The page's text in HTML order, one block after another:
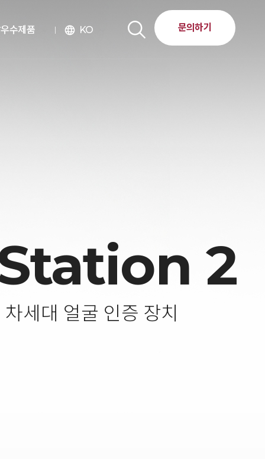
수제품 language KO 문의하기
2
세대 얼굴 인증 장치